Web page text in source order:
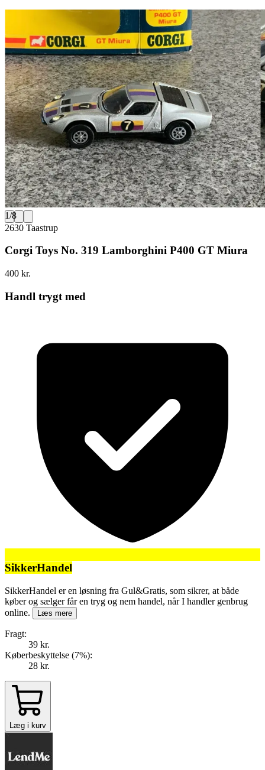
1/8
2630 Taastrup
Corgi Toys No. 319 Lamborghini P400 GT Miura
400 kr.
Handl trygt med
SikkerHandel
SikkerHandel er en løsning fra Gul&Gratis, som sikrer, at både
køber og sælger får en tryg og nem handel, når I handler genbrug
online.
Læs mere
Fragt:
39 kr.
Køberbeskyttelse (7%):
28 kr.
Læg i kurv